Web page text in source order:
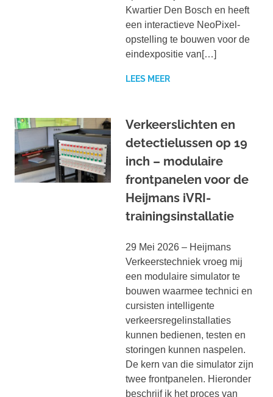
Kwartier Den Bosch en heeft
een interactieve NeoPixel-
opstelling te bouwen voor de
eindexpositie van[…]
LEES MEER
Verkeerslichten en
detectielussen op 19
inch – modulaire
frontpanelen voor de
Heijmans iVRI-
trainingsinstallatie
29 Mei 2026 – Heijmans
Verkeerstechniek vroeg mij
een modulaire simulator te
bouwen waarmee technici en
cursisten intelligente
verkeersregelinstallaties
kunnen bedienen, testen en
storingen kunnen naspelen.
De kern van die simulator zijn
twee frontpanelen. Hieronder
beschrijf ik het proces van